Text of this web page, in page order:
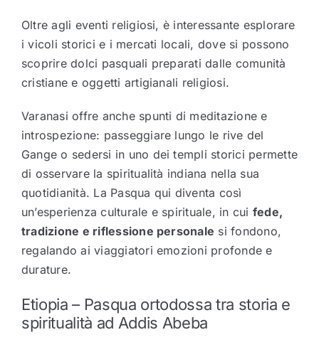
Oltre agli eventi religiosi, è interessante esplorare
i vicoli storici e i mercati locali, dove si possono
scoprire dolci pasquali preparati dalle comunità
cristiane e oggetti artigianali religiosi.
Varanasi offre anche spunti di meditazione e
introspezione: passeggiare lungo le rive del
Gange o sedersi in uno dei templi storici permette
di osservare la spiritualità indiana nella sua
quotidianità. La Pasqua qui diventa così
un’esperienza culturale e spirituale, in cui fede,
tradizione e riflessione personale si fondono,
regalando ai viaggiatori emozioni profonde e
durature.
Etiopia – Pasqua ortodossa tra storia e
spiritualità ad Addis Abeba